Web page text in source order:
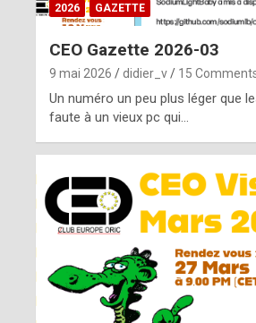
2026 GAZETTE
CEO Gazette 2026-03
9 mai 2026 didier_v 15
Un numéro un peu plus léger que
faute à un vieux pc qui…